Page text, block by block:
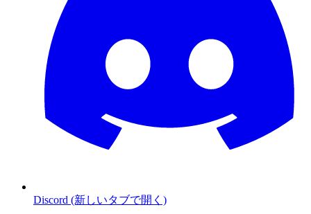
Discord (新しいタブで開く)